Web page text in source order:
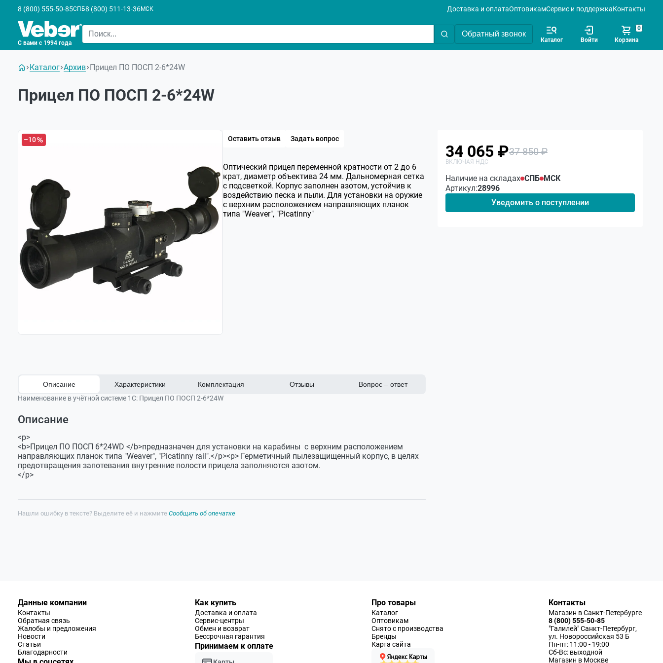
8 (800) 555-50-85СПБ8 (800) 511-13-36МСК Доставка и оплатаОптовикамСервис и поддержкаКонтакты
С вами с 1994 года
Обратный звонок
Каталог Войти Корзина
0
Каталог Архив Прицел ПО ПОСП 2-6*24W
Прицел ПО ПОСП 2-6*24W
–10 Оставить отзыв Задать вопрос
Оптический прицел переменной кратности от 2 до 6
крат, диаметр объектива 24 мм. Дальномерная сетка
с подсветкой. Корпус заполнен азотом, устойчив к
воздействию песка и пыли. Для установки на оружие
с верхним расположением направляющих планок
типа "Weaver", "Picatinny"
Описание Характеристики Комплектация Отзывы
Вопрос – ответ
Наименование в учётной системе 1С: Прицел ПО ПОСП 2-6*24W
Описание
<p>
<b>Прицел ПО ПОСП 6*24WD </b>предназначен для установки на карабины с верхним расположением
направляющих планок типа "Weaver", "Picatinny rail".</p><p> Герметичный пылезащищенный корпус, в целях
предотвращения запотевания внутренние полости прицела заполняются азотом.
</p>
Видимое
Угловое поле зрения,
градусы
7,5 - 4
Удаление выходного
зрачка, мм
Величина клика
Прицел ПО ПОСП
Оставить отзыв
Задать вопрос
Нашли ошибку в тексте? Выделите её и нажмите Сообщить об опечатке
34 065 ₽37 850 ₽
Наличие на складах СПБ МСК
Артикул:28996
Уведомить о поступлении
Данные компании
Контакты
Обратная связь
Жалобы и предложения
Новости
Статьи
Благодарности
Как купить
Доставка и оплата
Сервис-центры
Обмен и возврат
Бессрочная гарантия
Принимаем к оплате
Про товары
Каталог
Оптовикам
Снято с производства
Бренды
Карта сайта
Контакты
Магазин в Санкт-Петербурге
8 (800) 555-50-85
"Галилей" Санкт-Петербург,
ул. Новороссийская 53 Б
Пн-пт: 11:00 - 19:00
Сб-Вс: выходной
Магазин в Москве